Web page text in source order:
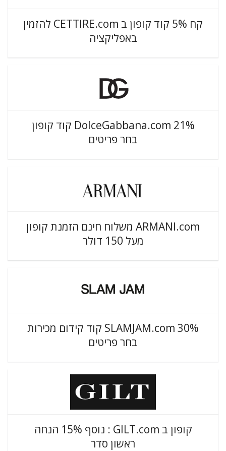
קח 5% קוד קופון ב CETTIRE.com להזמין
באפליקציה
DolceGabbana.com 21% קוד קופון
בחר פריטים
ARMANI.com משלוח חינם הזמנת קופון
מעל 150 דולר
SLAMJAM.com 30% קוד קידום מכירות
בחר פריטים
קופון ב GILT.com : נוסף 15% הנחה
ראשון סדר